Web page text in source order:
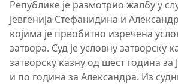
Републике је размотрио жалбу у
Јевгенија Стефанидина и
којима је првобитно изречена
затвора. Суд је условну затворску
затворску казну од шест година за
и по година за Александра. Из